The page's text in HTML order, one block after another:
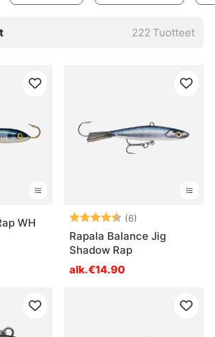
222 Tuotteet
WH
Arvio: (6)
Rapala Balance Jig
Shadow Rap
alk.€14.90